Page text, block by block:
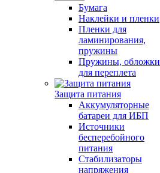
Бумага
Наклейки и пленки
Пленки для
ламинирования,
пружины
Пружины, обложки
для переплета
Защита питания
Аккумуляторные
батареи для ИБП
Источники
бесперебойного
питания
Стабилизаторы
напряжения